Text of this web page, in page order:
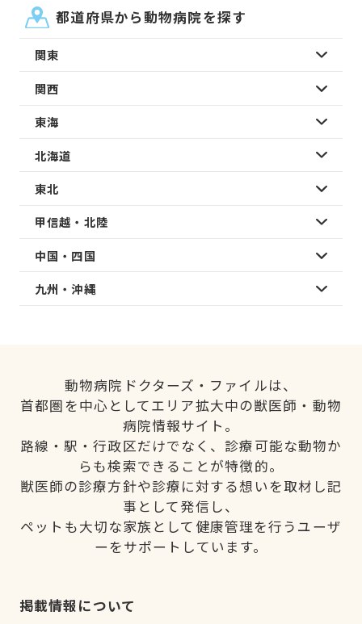
都道府県から動物病院を探す
関東
関西
東海
北海道
東北
甲信越・北陸
中国・四国
九州・沖縄
動物病院ドクターズ・ファイルは、
首都圏を中心としてエリア拡大中の獣医師・動物
病院情報サイト。
路線・駅・行政区だけでなく、診療可能な動物か
らも検索できることが特徴的。
獣医師の診療方針や診療に対する想いを取材し記
事として発信し、
ペットも大切な家族として健康管理を行うユーザ
ーをサポートしています。
掲載情報について